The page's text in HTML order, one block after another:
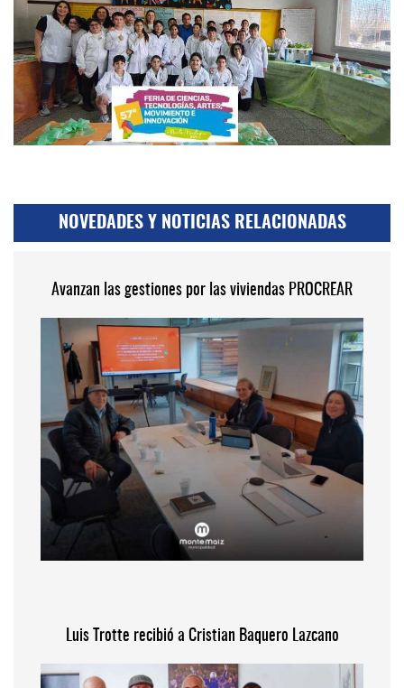
NOVEDADES Y NOTICIAS RELACIONADAS
Avanzan las gestiones por las viviendas PROCREAR
Luis Trotte recibió a Cristian Baquero Lazcano